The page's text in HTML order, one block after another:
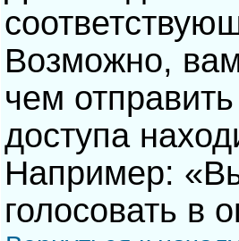
Возможно,
чем
доступа
Например:
голосовать в